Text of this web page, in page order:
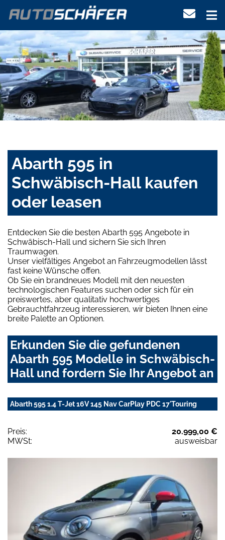
Abarth 595 in
Schwäbisch-Hall kaufen
oder leasen
Entdecken Sie die besten Abarth 595 Angebote in
Schwäbisch-Hall und sichern Sie sich Ihren
Traumwagen.
Unser vielfältiges Angebot an Fahrzeugmodellen lässt
fast keine Wünsche offen.
Ob Sie ein brandneues Modell mit den neuesten
technologischen Features suchen oder sich für ein
preiswertes, aber qualitativ hochwertiges
Gebrauchtfahrzeug interessieren, wir bieten Ihnen eine
breite Palette an Optionen.
Erkunden Sie die gefundenen
Abarth 595 Modelle in Schwäbisch-
Hall und fordern Sie Ihr Angebot an
Abarth 595 1.4 T-Jet 16V 145 Nav CarPlay PDC 17'Touring
Preis:
20.999,00 €
MWSt:
ausweisbar